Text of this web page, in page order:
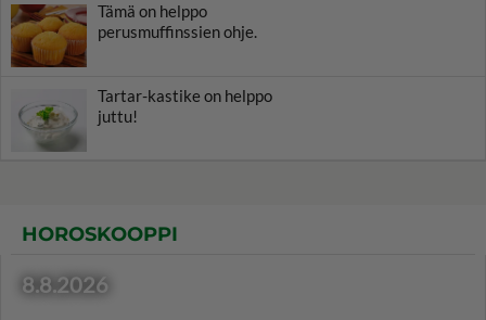
Tämä on helppo
perusmuffinssien ohje.
Tartar-kastike on helppo
juttu!
HOROSKOOPPI
8.8.2026